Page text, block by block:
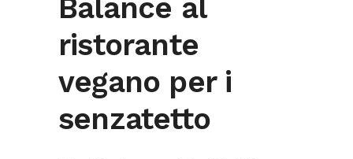
Balance al
ristorante
vegano per i
senzatetto